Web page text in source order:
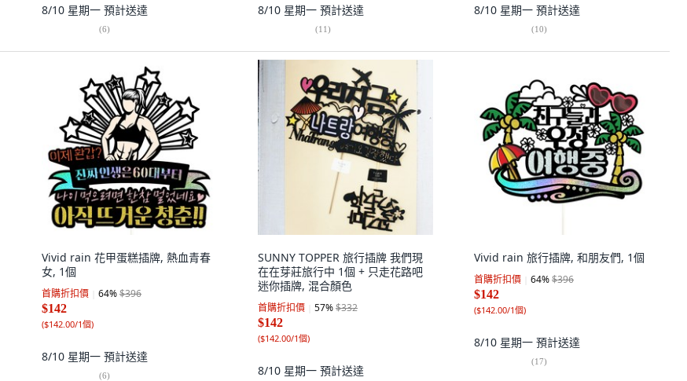
8/10 星期一 預計送達
(6)
8/10 星期一 預計送達
(11)
8/10 星期一 預計送達
(10)
Vivid rain 花甲蛋糕插牌, 熱血青春
女, 1個
首購折扣價 64%$396
$142
($142.00/1個)
8/10 星期一 預計送達
(6)
SUNNY TOPPER 旅行插牌 我們現
在在芽莊旅行中 1個 + 只走花路吧
迷你插牌, 混合顏色
首購折扣價 57%$332
$142
($142.00/1個)
8/10 星期一 預計送達
Vivid rain 旅行插牌, 和朋友們, 1個
首購折扣價 64%$396
$142
($142.00/1個)
8/10 星期一 預計送達
(17)